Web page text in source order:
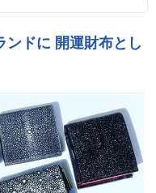
ドに 開運財布とし